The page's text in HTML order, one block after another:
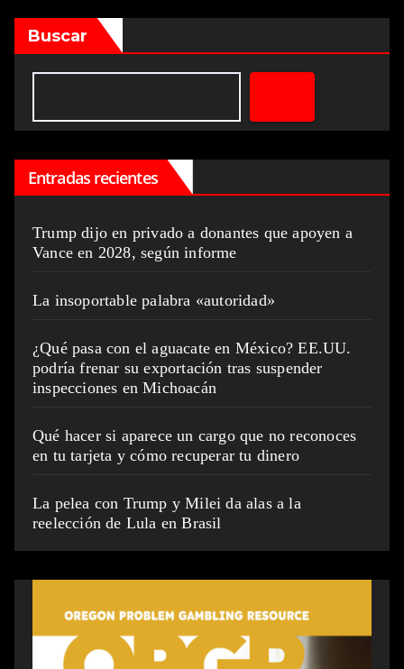
Buscar
Entradas recientes
Trump dijo en privado a donantes que apoyen a
Vance en 2028, según informe
La insoportable palabra «autoridad»
¿Qué pasa con el aguacate en México? EE.UU.
podría frenar su exportación tras suspender
inspecciones en Michoacán
Qué hacer si aparece un cargo que no reconoces
en tu tarjeta y cómo recuperar tu dinero
La pelea con Trump y Milei da alas a la
reelección de Lula en Brasil